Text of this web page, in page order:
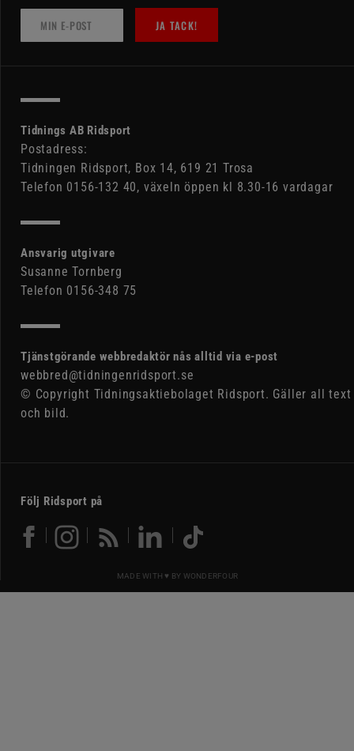
JA TACK!
Tidnings AB Ridsport
Postadress:
Tidningen Ridsport, Box 14, 619 21 Trosa
Telefon 0156-132 40, växeln öppen kl 8.30-16 vardagar
Ansvarig utgivare
Susanne Tornberg
Telefon 0156-348 75
Tjänstgörande webbredaktör nås alltid via e-post
webbred@tidningenridsport.se
© Copyright Tidningsaktiebolaget Ridsport. Gäller all text
och bild.
Följ Ridsport på
MADE WITH ♥ BY WONDERFOUR